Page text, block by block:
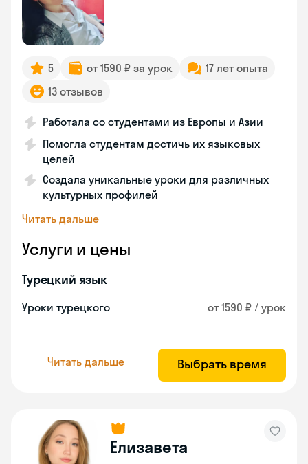
5 от 1590 ₽ за урок
17 лет опыта
13 отзывов
Работала со студентами из Европы и Азии
Помогла студентам достичь их языковых
целей
Создала уникальные уроки для различных
культурных профилей
Читать дальше
Услуги и цены
Турецкий язык
Уроки турецкого от 1590 ₽ / урок
Читать дальше Выбрать время
Елизавета